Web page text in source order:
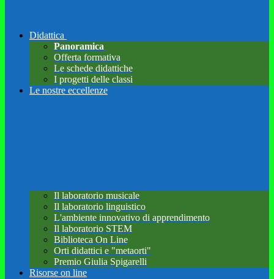
Didattica
Panoramica
Offerta formativa
Le schede didattiche
I progetti delle classi
Le nostre eccellenze
Il laboratorio musicale
Il laboratorio linguistico
L'ambiente innovativo di apprendimento
Il laboratorio STEM
Biblioteca On Line
Orti didattici e "metaorti"
Premio Giulia Spigarelli
Risorse on line